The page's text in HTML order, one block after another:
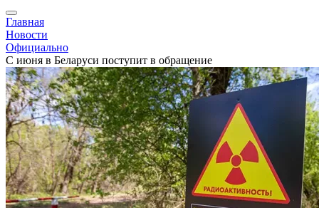
Главная
Новости
Официально
С июня в Беларуси поступит в обращение